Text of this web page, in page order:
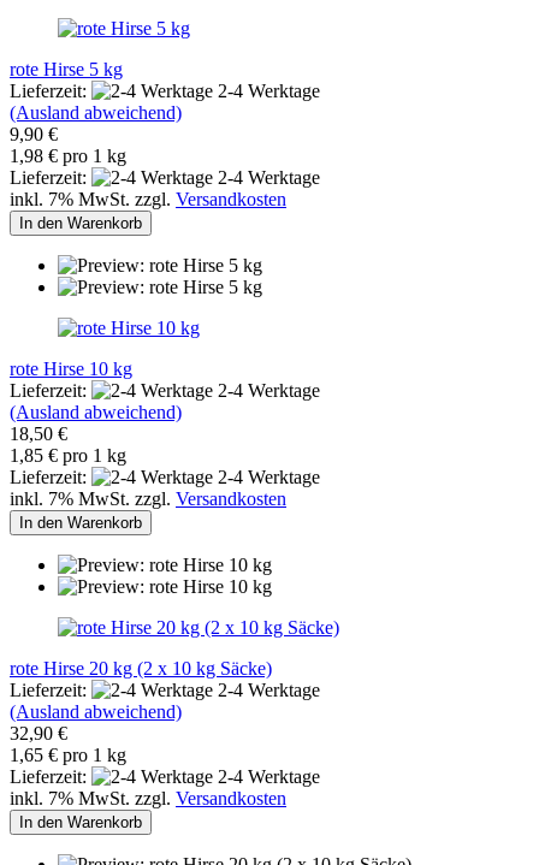
rote Hirse 5 kg
Lieferzeit:
2-4 Werktage
(Ausland abweichend)
9,90 €
1,98 € pro 1 kg
Lieferzeit:
2-4 Werktage
inkl. 7% MwSt. zzgl. Versandkosten
In den Warenkorb
rote Hirse 10 kg
Lieferzeit:
2-4 Werktage
(Ausland abweichend)
18,50 €
1,85 € pro 1 kg
Lieferzeit:
2-4 Werktage
inkl. 7% MwSt. zzgl. Versandkosten
In den Warenkorb
rote Hirse 20 kg (2 x 10 kg Säcke)
Lieferzeit:
2-4 Werktage
(Ausland abweichend)
32,90 €
1,65 € pro 1 kg
Lieferzeit:
2-4 Werktage
inkl. 7% MwSt. zzgl. Versandkosten
In den Warenkorb